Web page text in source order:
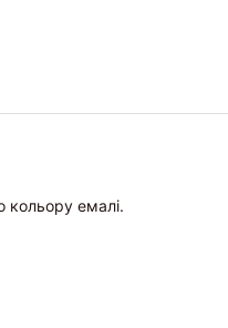
кольору емалі.